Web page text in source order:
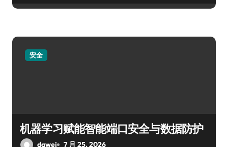
安全
机器学习赋能智能端口安全与数据防护
dawei 7 月 25, 2026